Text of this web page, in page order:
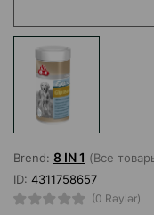
Brend: 8 IN 1 (Все
ID: 4311758657
(0 Rəylər)